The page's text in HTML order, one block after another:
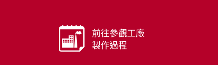
前往參觀工廠
製作過程